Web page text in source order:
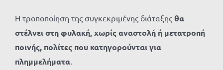
Η τροποποίηση της συγκεκριμένης διάταξης θα
στέλνει στη φυλακή, χωρίς αναστολή ή μετατροπή
ποινής, πολίτες που κατηγορούνται για
πλημμελήματα.